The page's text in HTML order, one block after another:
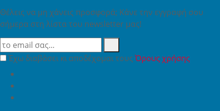
Θέλεις να μη χάνεις προσφορά; Κάνε την εγγραφή σου
σήμερα στη λίστα του newsletter μας!
Έχω διαβάσει κι αποδέχομαι τουςΌρους χρήσης